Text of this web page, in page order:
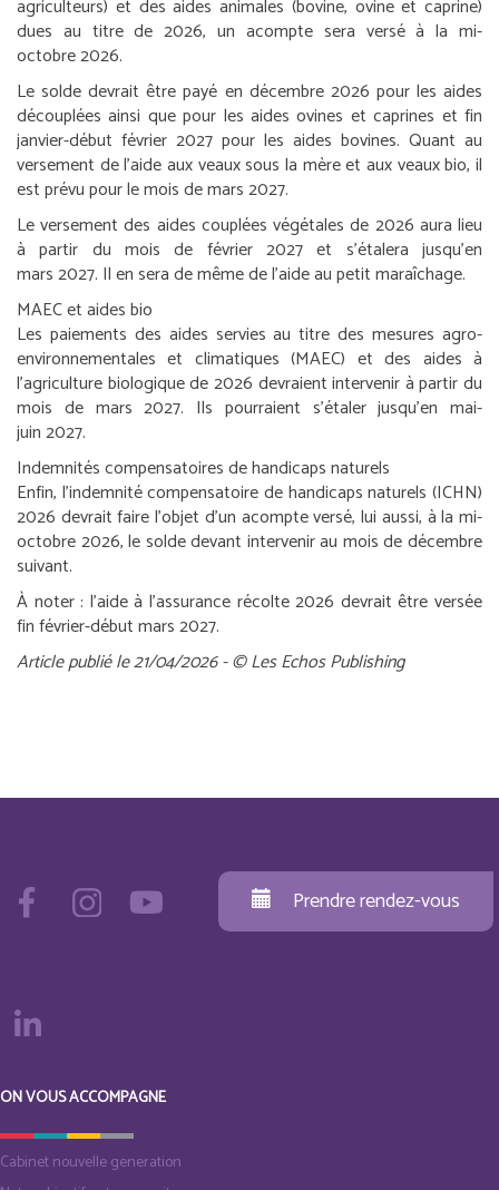
agriculteurs) et des aides animales (bovine, ovine et caprine)
dues au titre de 2026, un acompte sera versé à la mi-
octobre 2026.
Le solde devrait être payé en décembre 2026 pour les aides
découplées ainsi que pour les aides ovines et caprines et fin
janvier-début février 2027 pour les aides bovines. Quant au
versement de l’aide aux veaux sous la mère et aux veaux bio, il
est prévu pour le mois de mars 2027.
Le versement des aides couplées végétales de 2026 aura lieu
à partir du mois de février 2027 et s’étalera jusqu’en
mars 2027. Il en sera de même de l’aide au petit maraîchage.
MAEC et aides bio
Les paiements des aides servies au titre des mesures agro-
environnementales et climatiques (MAEC) et des aides à
l’agriculture biologique de 2026 devraient intervenir à partir du
mois de mars 2027. Ils pourraient s’étaler jusqu’en mai-
juin 2027.
Indemnités compensatoires de handicaps naturels
Enfin, l’indemnité compensatoire de handicaps naturels (ICHN)
2026 devrait faire l’objet d’un acompte versé, lui aussi, à la mi-
octobre 2026, le solde devant intervenir au mois de décembre
suivant.
À noter : l’aide à l’assurance récolte 2026 devrait être versée
fin février-début mars 2027.
Article publié le 21/04/2026 - © Les Echos Publishing
Prendre rendez-vous
ON VOUS ACCOMPAGNE
Cabinet nouvelle generation